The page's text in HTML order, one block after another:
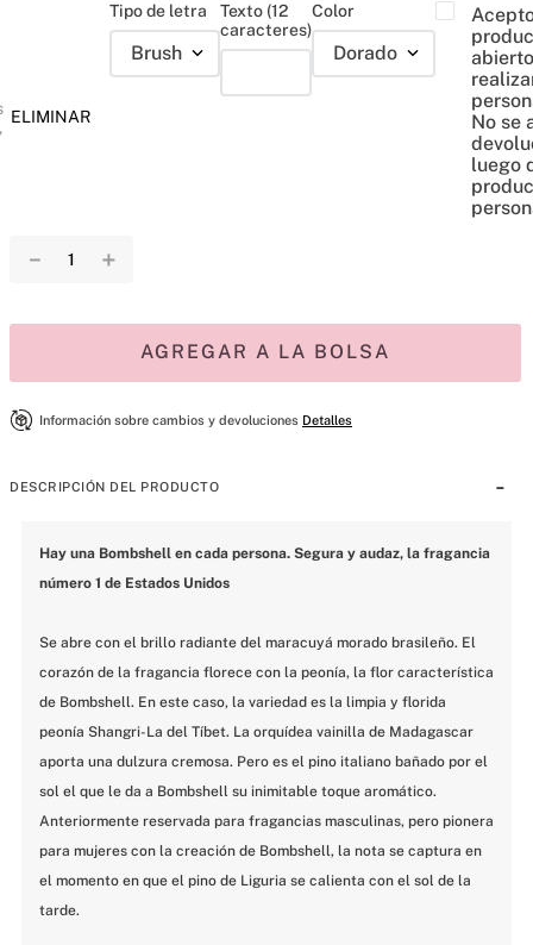
ELIMINAR
Tipo de letra
Brush
Texto (12
caracteres)
Color
Dorado
No se
luego
＋
－
AGREGAR A LA BOLSA
Información sobre cambios y devoluciones Detalles
DESCRIPCIÓN DEL PRODUCTO
Hay una Bombshell en cada persona. Segura y audaz, la fragancia
número 1 de Estados Unidos
Se abre con el brillo radiante del maracuyá morado brasileño. El
corazón de la fragancia florece con la peonía, la flor característica
de Bombshell. En este caso, la variedad es la limpia y florida
peonía Shangri-La del Tíbet. La orquídea vainilla de Madagascar
aporta una dulzura cremosa. Pero es el pino italiano bañado por el
sol el que le da a Bombshell su inimitable toque aromático.
Anteriormente reservada para fragancias masculinas, pero pionera
para mujeres con la creación de Bombshell, la nota se captura en
el momento en que el pino de Liguria se calienta con el sol de la
tarde.